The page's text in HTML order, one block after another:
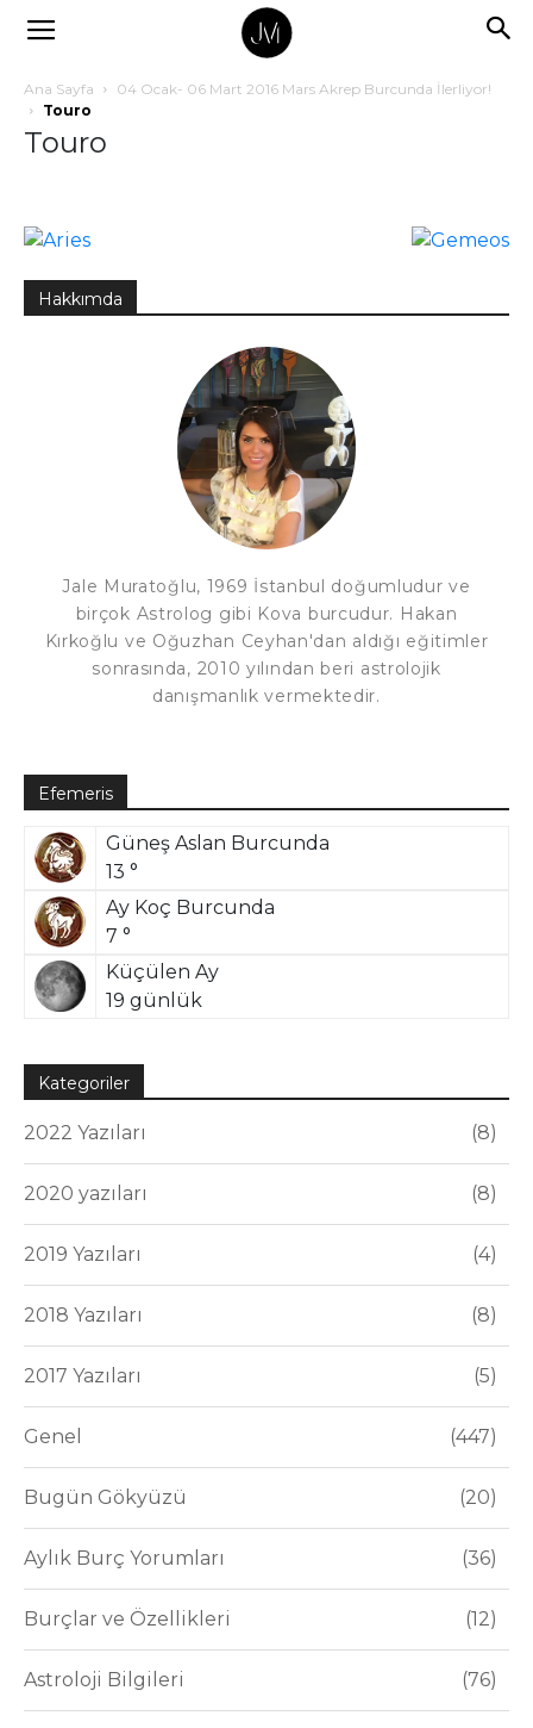
Ana Sayfa
04 Ocak- 06 Mart 2016 Mars Akrep Burcunda İlerliyor!
Touro
Touro
Hakkımda
Jale Muratoğlu, 1969 İstanbul doğumludur ve
birçok Astrolog gibi Kova burcudur. Hakan
Kırkoğlu ve Oğuzhan Ceyhan'dan aldığı eğitimler
sonrasında, 2010 yılından beri astrolojik
danışmanlık vermektedir.
Efemeris
Güneş Aslan Burcunda
13 °
Ay Koç Burcunda
7 °
Küçülen Ay
19 günlük
Kategoriler
2022 Yazıları 8
2020 yazıları 8
2019 Yazıları 4
2018 Yazıları 8
2017 Yazıları 5
Genel 447
Bugün Gökyüzü 20
Aylık Burç Yorumları 36
Burçlar ve Özellikleri 12
Astroloji Bilgileri 76